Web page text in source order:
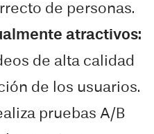
de personas.
atractivos:
de alta calidad
de los usuarios.
pruebas A/B